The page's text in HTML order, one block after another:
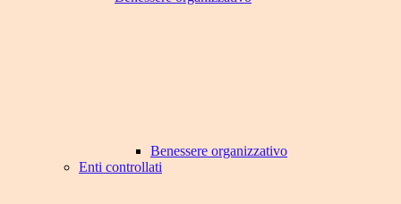
Benessere organizzativo
Enti controllati